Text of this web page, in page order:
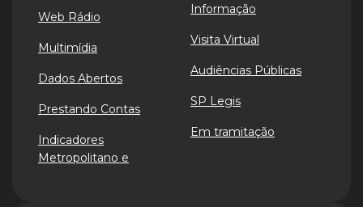
Web Rádio
Multimídia
Dados Abertos
Prestando Contas
Indicadores
Metropolitano e
Informação
Visita Virtual
Audiências Públicas
SP Legis
Em tramitação